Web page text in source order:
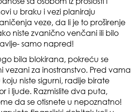
u braku i vezi planiraju
veze, da li je to proširenje
niste zvanično venčani ili bilo
samo napred!
bila blokirana, pokreću se
vezani za inostranstvo. Pred vama
niste sigurni, radije birate
i ljude. Razmislite dva puta,
da se otisnete u nepoznatno!